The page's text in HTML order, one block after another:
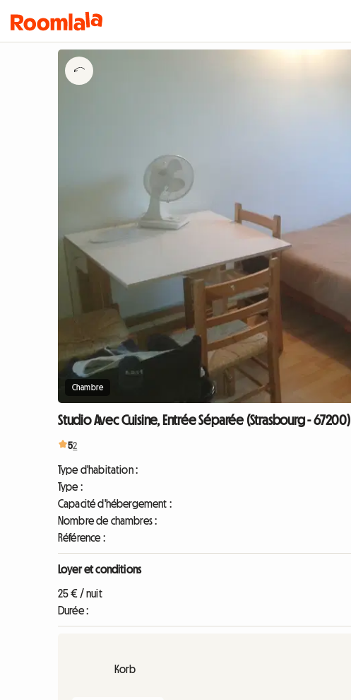
Chambre
Studio Avec Cuisine, Entrée Séparée (Strasbourg - 67200)
52
Type d'habitation :
Type :
Capacité d'hébergement :
Nombre de chambres :
Référence :
Loyer et conditions
25 € / nuit
Durée :
Korb